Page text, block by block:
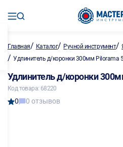
Главная/ Каталог/ Ручной инструмент/
/ Удлинитель д/коронки 300мм Pilorama
Удлинитель д/коронки
Код товара: 68220
0 0 отзывов